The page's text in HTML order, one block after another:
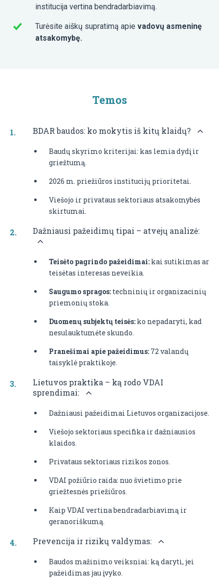
institucija vertina bendradarbiavimą.
Turėsite aiškų supratimą apie vadovų asmeninę
atsakomybę.
Temos
BDAR baudos: ko mokytis iš kitų klaidų?
Baudų skyrimo kriterijai: kas lemia dydį ir
griežtumą.
2026 m. priežiūros institucijų prioritetai.
Viešojo ir privataus sektoriaus atsakomybės
skirtumai.
Dažniausi pažeidimų tipai – atvejų analizė:
Teisėto pagrindo pažeidimai: kai sutikimas ar
teisėtas interesas neveikia.
Saugumo spragos: techninių ir organizacinių
priemonių stoka.
Duomenų subjektų teisės: ko nepadaryti, kad
nesulauktumėte skundo.
Pranešimai apie pažeidimus: 72 valandų
taisyklė praktikoje.
Lietuvos praktika – ką rodo VDAI
sprendimai:
Dažniausi pažeidimai Lietuvos organizacijose.
Viešojo sektoriaus specifika ir dažniausios
klaidos.
Privataus sektoriaus rizikos zonos.
VDAI požiūrio raida: nuo švietimo prie
griežtesnės priežiūros.
Kaip VDAI vertina bendradarbiavimą ir
geranoriškumą.
Prevencija ir rizikų valdymas:
Baudos mažinimo veiksniai: ką daryti, jei
pažeidimas jau įvyko.